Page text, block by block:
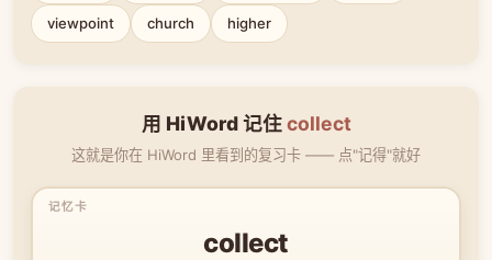
viewpoint church higher
用 HiWord 记住collect
这就是你在 HiWord 里看到的复习卡 —— 点"记得"就好
collect